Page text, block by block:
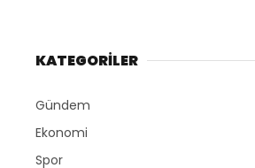
KATEGORİLER
Gündem
Ekonomi
Spor